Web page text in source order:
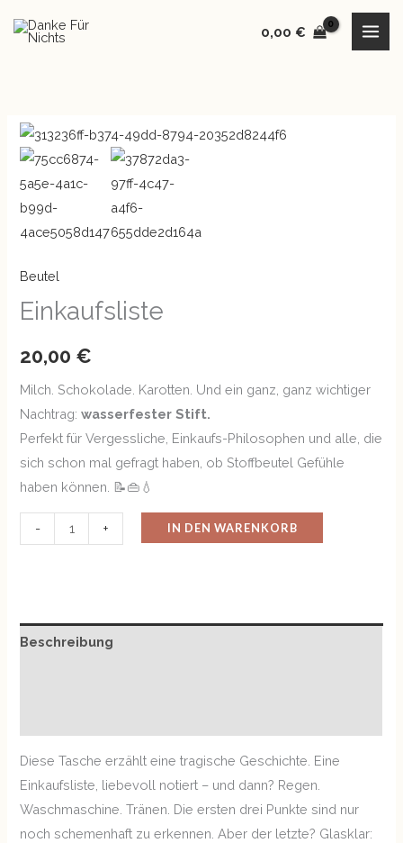
Inhalt
0,00 €
Beutel
Einkaufsliste
20,00 €
Milch. Schokolade. Karotten. Und ein ganz, ganz wichtiger
Nachtrag:wasserfester Stift.
Perfekt für Vergessliche, Einkaufs-Philosophen und alle, die
sich schon mal gefragt haben, ob Stoffbeutel Gefühle
haben können. 📝👜💧
-
Einkaufsliste
Menge
+ IN DEN WARENKORB
Beschreibung
Diese Tasche erzählt eine tragische Geschichte. Eine
Einkaufsliste, liebevoll notiert – und dann? Regen.
Waschmaschine. Tränen. Die ersten drei Punkte sind nur
noch schemenhaft zu erkennen. Aber der letzte? Glasklar: